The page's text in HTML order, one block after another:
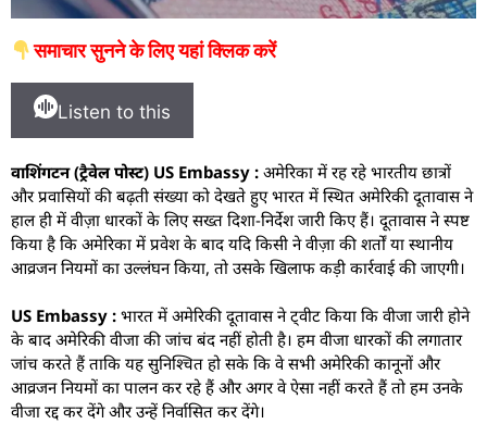
समाचार सुनने के लिए यहां क्लिक करें
Listen to this
वाशिंगटन (ट्रैवेल पोस्ट) US Embassy : अमेरिका में रह रहे भारतीय छात्रों
और प्रवासियों की बढ़ती संख्या को देखते हुए भारत में स्थित अमेरिकी दूतावास ने
हाल ही में वीज़ा धारकों के लिए सख्त दिशा-निर्देश जारी किए हैं। दूतावास ने स्पष्ट
किया है कि अमेरिका में प्रवेश के बाद यदि किसी ने वीज़ा की शर्तों या स्थानीय
आव्रजन नियमों का उल्लंघन किया, तो उसके खिलाफ कड़ी कार्रवाई की जाएगी।
US Embassy : भारत में अमेरिकी दूतावास ने ट्वीट किया कि वीजा जारी होने
के बाद अमेरिकी वीजा की जांच बंद नहीं होती है। हम वीजा धारकों की लगातार
जांच करते हैं ताकि यह सुनिश्चित हो सके कि वे सभी अमेरिकी कानूनों और
आव्रजन नियमों का पालन कर रहे हैं और अगर वे ऐसा नहीं करते हैं तो हम उनके
वीजा रद्द कर देंगे और उन्हें निर्वासित कर देंगे।